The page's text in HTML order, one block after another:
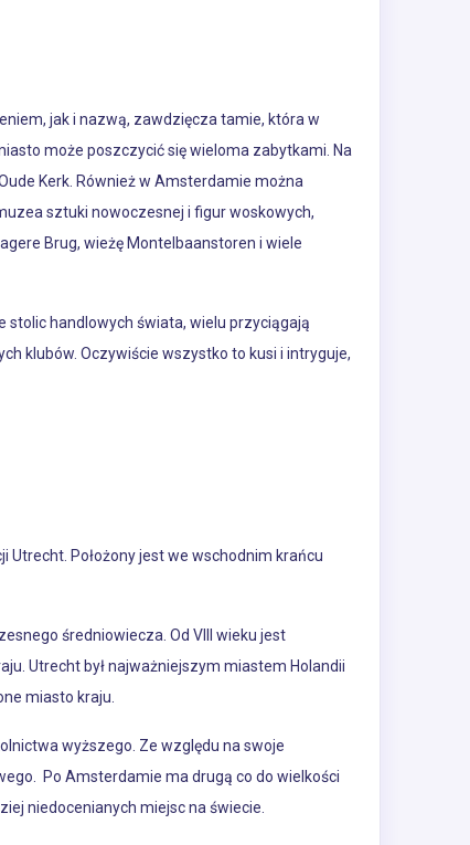
jak i nazwą, zawdzięcza tamie, która w
może poszczycić się wieloma zabytkami. Na
Kerk. Również w Amsterdamie można
sztuki nowoczesnej i figur woskowych,
Brug, wieżę Montelbaanstoren i wiele
stolic handlowych świata, wielu przyciągają
klubów. Oczywiście wszystko to kusi i intryguje,
Położony jest we wschodnim krańcu
średniowiecza. Od VIII wieku jest
Utrecht był najważniejszym miastem Holandii
miasto kraju.
wyższego. Ze względu na swoje
Po Amsterdamie ma drugą co do wielkości
niedocenianych miejsc na świecie.